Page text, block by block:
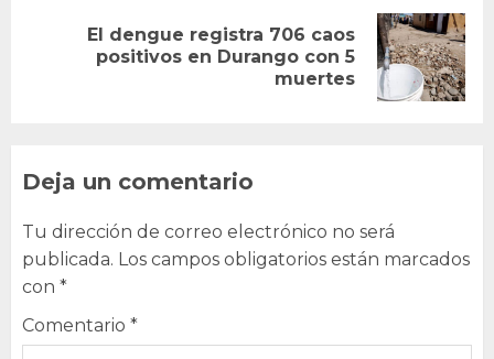
El dengue registra 706 caos
positivos en Durango con 5
muertes
Deja un comentario
Tu dirección de correo electrónico no será
publicada. Los campos obligatorios están marcados
con *
Comentario *